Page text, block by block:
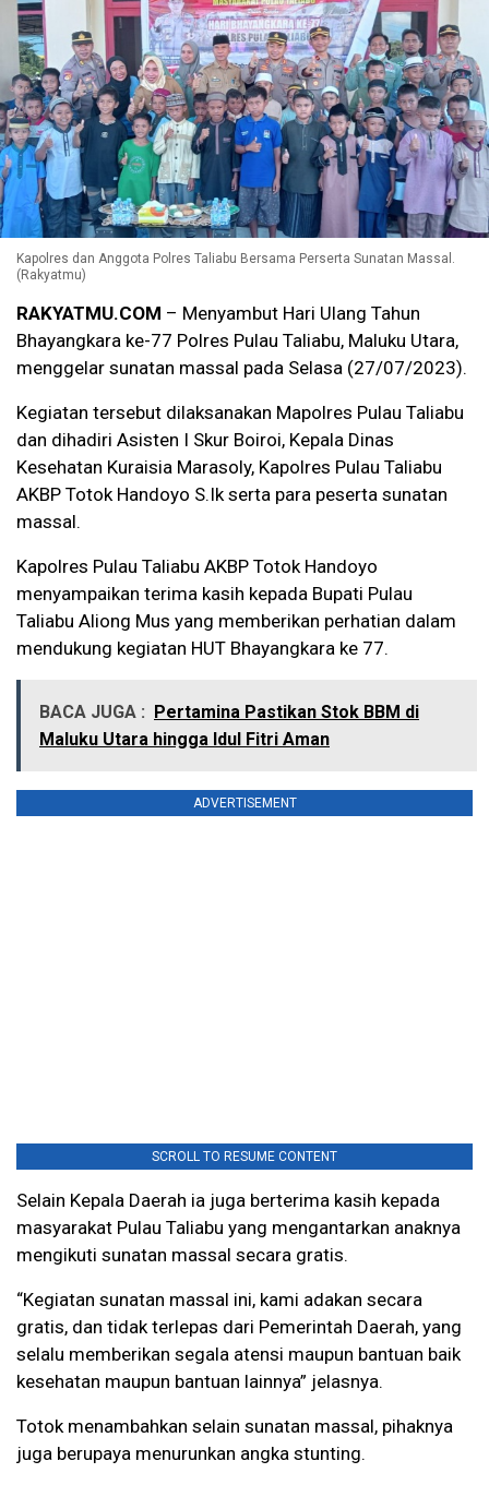
Kapolres dan Anggota Polres Taliabu Bersama Perserta Sunatan Massal.
(Rakyatmu)
RAKYATMU.COM – Menyambut Hari Ulang Tahun
Bhayangkara ke-77 Polres Pulau Taliabu, Maluku Utara,
menggelar sunatan massal pada Selasa (27/07/2023).
Kegiatan tersebut dilaksanakan Mapolres Pulau Taliabu
dan dihadiri Asisten I Skur Boiroi, Kepala Dinas
Kesehatan Kuraisia Marasoly, Kapolres Pulau Taliabu
AKBP Totok Handoyo S.Ik serta para peserta sunatan
massal.
Kapolres Pulau Taliabu AKBP Totok Handoyo
menyampaikan terima kasih kepada Bupati Pulau
Taliabu Aliong Mus yang memberikan perhatian dalam
mendukung kegiatan HUT Bhayangkara ke 77.
BACA JUGA : Pertamina Pastikan Stok BBM di
Maluku Utara hingga Idul Fitri Aman
ADVERTISEMENT
SCROLL TO RESUME CONTENT
Selain Kepala Daerah ia juga berterima kasih kepada
masyarakat Pulau Taliabu yang mengantarkan anaknya
mengikuti sunatan massal secara gratis.
“Kegiatan sunatan massal ini, kami adakan secara
gratis, dan tidak terlepas dari Pemerintah Daerah, yang
selalu memberikan segala atensi maupun bantuan baik
kesehatan maupun bantuan lainnya” jelasnya.
Totok menambahkan selain sunatan massal, pihaknya
juga berupaya menurunkan angka stunting.